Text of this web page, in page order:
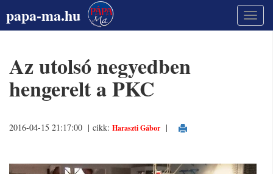
papa-ma.hu
Az utolsó negyedben
hengerelt a PKC
2016-04-15 21:17:00 | cikk: Haraszti Gábor |